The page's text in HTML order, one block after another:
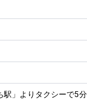
駅」よりタクシーで5分